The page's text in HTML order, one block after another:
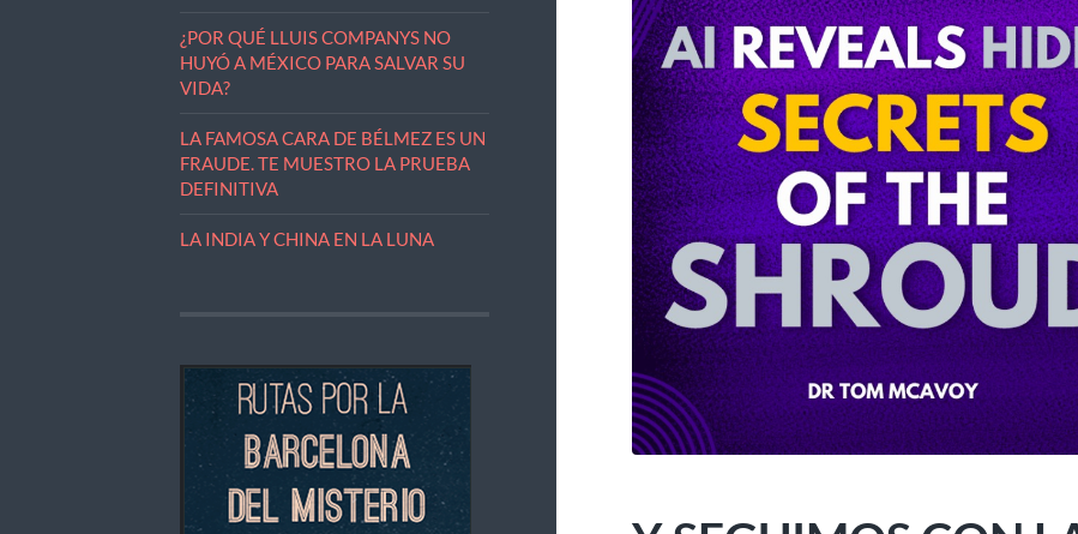
¿POR QUÉ LLUIS COMPANYS NO
HUYÓ A MÉXICO PARA SALVAR SU
VIDA?
LA FAMOSA CARA DE BÉLMEZ ES UN
FRAUDE. TE MUESTRO LA PRUEBA
DEFINITIVA
LA INDIA Y CHINA EN LA LUNA